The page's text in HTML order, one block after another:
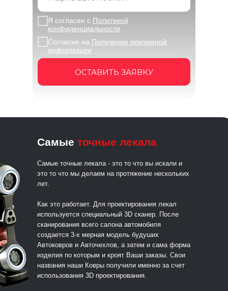
Я согласен с Политикой
конфиденциальности
Согласие на Получение рекламной
информации
ОСТАВИТЬ ЗАЯВКУ
Самые точные лекала
Самые точные лекала - это то что вы искали и
это то что мы делаем на протяжение нескольких
лет.
Как это работает. Для проектирования лекал
используется специальный 3D сканер. После
сканирования всего салона автомобиля
создается 3-х мерная модель будуших
Автоковров и Авточехлов, а затем и сама форма
изделия по которым и кроят Ваши заказы. Свои
названия наши Ковры получили именно за счет
использования 3D проектирования.